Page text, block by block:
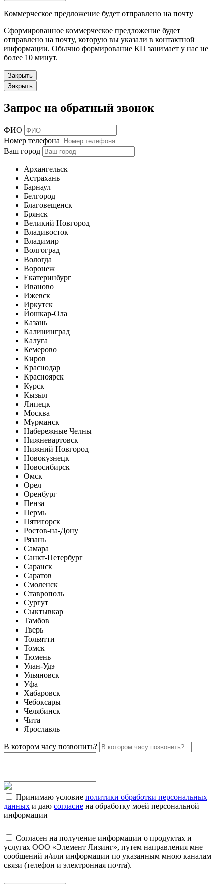
Коммерческое предложение будет отправлено на почту
Сформированное коммерческое предложение будет
отправлено на почту, которую вы указали в контактной
информации. Обычно формирование КП занимает у нас не
более 10 минут.
Закрыть
Закрыть
Запрос на обратный звонок
ФИО
Номер телефона
Ваш город
Архангельск
Астрахань
Барнаул
Белгород
Благовещенск
Брянск
Великий Новгород
Владивосток
Владимир
Волгоград
Вологда
Воронеж
Екатеринбург
Иваново
Ижевск
Иркутск
Йошкар-Ола
Казань
Калининград
Калуга
Кемерово
Киров
Краснодар
Красноярск
Курск
Кызыл
Липецк
Москва
Мурманск
Набережные Челны
Нижневартовск
Нижний Новгород
Новокузнецк
Новосибирск
Омск
Орел
Оренбург
Пенза
Пермь
Пятигорск
Ростов-на-Дону
Рязань
Самара
Санкт-Петербург
Саранск
Саратов
Смоленск
Ставрополь
Сургут
Сыктывкар
Тамбов
Тверь
Тольятти
Томск
Тюмень
Улан-Удэ
Ульяновск
Уфа
Хабаровск
Чебоксары
Челябинск
Чита
Ярославль
В котором часу позвонить?
Принимаю условие политики обработки персональных
данных и даю согласие на обработку моей персональной
информации
Согласен на получение информации о продуктах и
услугах ООО «Элемент Лизинг», путем направления мне
сообщений и/или информации по указанным мною каналам
связи (телефон и электронная почта).